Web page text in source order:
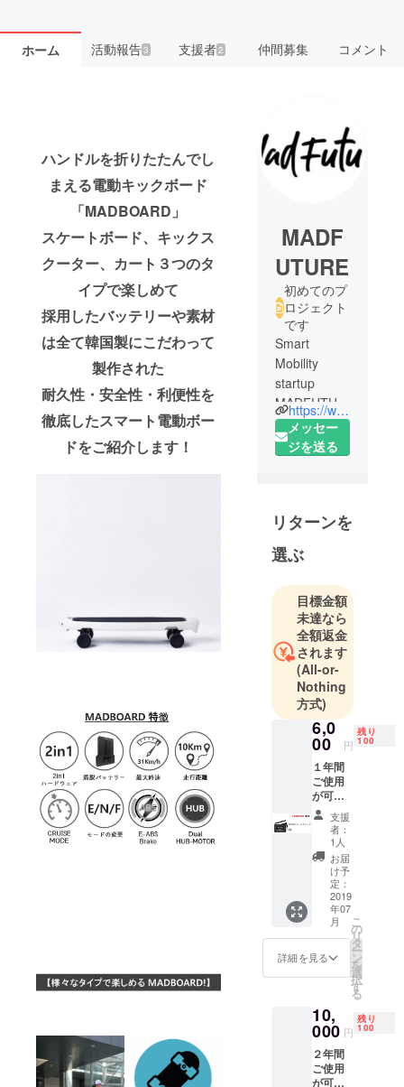
ホーム 活動報告3 支援者2 仲間募集 コメント
ハンドルを折りたたんでし
まえる電動キックボード
「MADBOARD」
スケートボード、キックス
クーター、カート３つのタ
イプで楽しめて
採用したバッテリーや素材
は全て韓国製にこだわって
製作された
耐久性・安全性・利便性を
徹底したスマート電動ボー
ドをご紹介します！
MADF
UTURE
初めてのプ
ロジェクト
です
Smart
Mobility
startup
MADFUTUR
E
https://www.madfuture.kr/
メッセー
ジを送る
リターンを
選ぶ
目標金額
未達なら
全額返金
されます
(All-or-
Nothing
方式)
6,0
00 円
残り
100
１年間
ご使用
が可能
なサー
ビス
カード
です。
＜サー
ビス
カード
の提供
内容＞
１、ア
フター
サービ
スの必
る部品
に対し
て最大
40%オ
フ ２、
支援
者：
1人
お届
け予
定：
2019
年07
月
詳細を見る
こ
の
リ
タ
ー
ン
を
選
択
す
る
10,
000 円
残り
100
２年間
ご使用
が可能